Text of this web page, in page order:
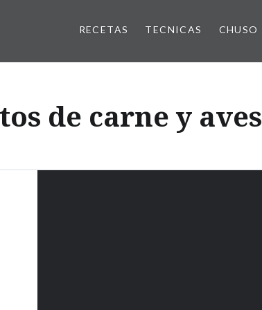
RECETAS TECNICAS CHUSO
de carne y aves